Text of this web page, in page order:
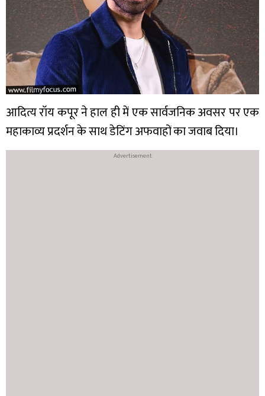
आदित्य रॉय कपूर ने हाल ही में एक सार्वजनिक अवसर पर एक
महाकाव्य प्रदर्शन के साथ डेटिंग अफवाहों का जवाब दिया।